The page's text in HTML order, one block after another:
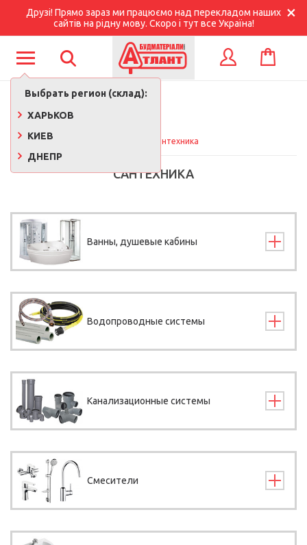
Друзі! Прямо зараз ми працюємо над перекладом наших
сайтів на рідну мову. Скоро і тут все Україна!
Выбрать регион (склад):
ХАРЬКОВ
КИЕВ
ДНЕПР
КОРЗИНА
Сантехника
САНТЕХНИКА
Ванны, душевые кабины
Водопроводные системы
Канализационные системы
Смесители